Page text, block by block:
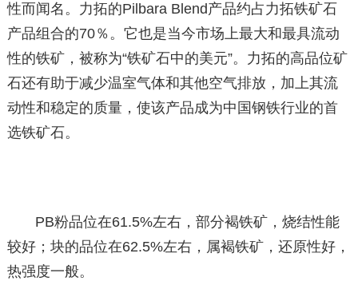
性而闻名。力拓的Pilbara Blend产品约占力拓铁矿石
产品组合的70％。它也是当今市场上最大和最具流动
性的铁矿，被称为“铁矿石中的美元”。力拓的高品位矿
石还有助于减少温室气体和其他空气排放，加上其流
动性和稳定的质量，使该产品成为中国钢铁行业的首
选铁矿石。
PB粉品位在61.5%左右，部分褐铁矿，烧结性能
较好；块的品位在62.5%左右，属褐铁矿，还原性好，
热强度一般。